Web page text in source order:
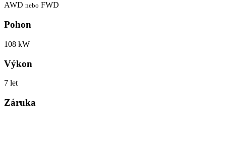
AWD nebo FWD
Pohon
108 kW
Výkon
7 let
Záruka